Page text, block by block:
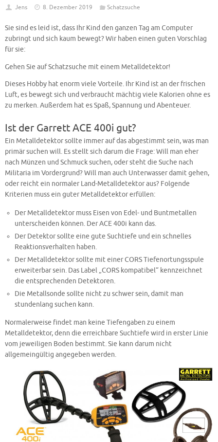
Jens 8. Dezember 2019 Schatzsuche
Sie sind es leid ist, dass Ihr Kind den ganzen Tag am Computer
zubringt und sich kaum bewegt? Wir haben einen guten Vorschlag
für sie:
Gehen Sie auf Schatzsuche mit einem Metalldetektor!
Dieses Hobby hat enorm viele Vorteile. Ihr Kind ist an der frischen
Luft, es bewegt sich und verbraucht mächtig viele Kalorien ohne es
zu merken. Außerdem hat es Spaß, Spannung und Abenteuer.
Ist der Garrett ACE 400i gut?
Ein Metalldetektor sollte immer auf das abgestimmt sein, was man
primär suchen will. Es stellt sich darum die Frage: Will man eher
nach Münzen und Schmuck suchen, oder steht die Suche nach
Militaria im Vordergrund? Will man auch Unterwasser damit gehen,
oder reicht ein normaler Land-Metalldetektor aus? Folgende
Kriterien muss ein guter Metalldetektor erfüllen:
Der Metalldetektor muss Eisen von Edel- und Buntmetallen
unterscheiden können. Der ACE 400i kann das.
Der Detektor sollte eine gute Suchtiefe und ein schnelles
Reaktionsverhalten haben.
Der Metalldetektor sollte mit einer CORS Tiefenortungsspule
erweiterbar sein. Das Label „CORS kompatibel“ kennzeichnet
die entsprechenden Detektoren.
Die Metallsonde sollte nicht zu schwer sein, damit man
stundenlang suchen kann.
Normalerweise findet man keine Tiefengaben zu einem
Metalldetektor, denn die erreichbare Suchtiefe wird in erster Linie
vom jeweiligen Boden bestimmt. Sie kann darum nicht
allgemeingültig angegeben werden.